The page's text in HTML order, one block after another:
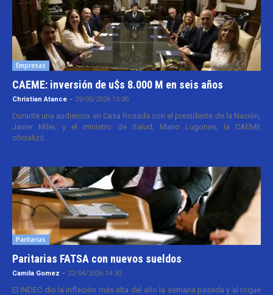
Empresas
CAEME: inversión de u$s 8.000 M en seis años
Christian Atance - 29/05/2026 15:00
Durante una audiencia en Casa Rosada con el presidente de la Nación,
Javier Milei, y el ministro de Salud, Mario Lugones, la CAEME
oficializó...
Paritarias
Paritarias FATSA con nuevos sueldos
Camila Gomez - 22/04/2026 14:30
El INDEC dio la inflación más alta del año la semana pasada y al toque